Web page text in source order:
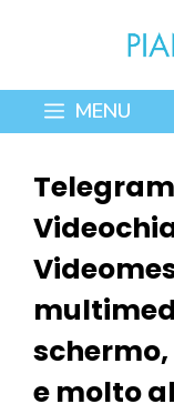
contenuto
MENU
e molto